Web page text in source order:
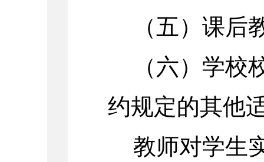
（五）课后
（六）学
约规定的其他
教师对学生